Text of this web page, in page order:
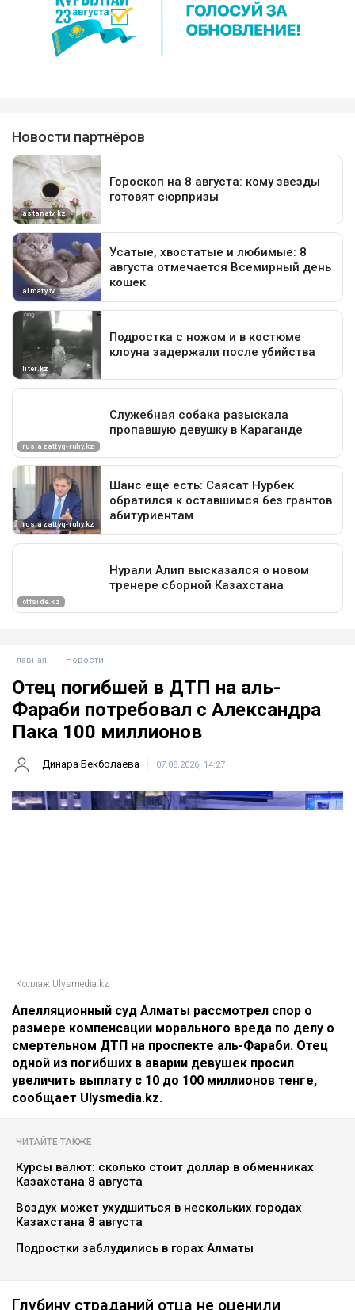
Главная Новости
Отец погибшей в ДТП на аль-
Фараби потребовал с Александра
Пака 100 миллионов
Динара Бекболаева 07.08.2026, 14:27
Коллаж Ulysmedia.kz
Апелляционный суд Алматы рассмотрел спор о
размере компенсации морального вреда по делу о
смертельном ДТП на проспекте аль-Фараби. Отец
одной из погибших в аварии девушек просил
увеличить выплату с 10 до 100 миллионов тенге,
сообщает Ulysmedia.kz.
ЧИТАЙТЕ ТАКЖЕ
Курсы валют: сколько стоит доллар в обменниках
Казахстана 8 августа
Воздух может ухудшиться в нескольких городах
Казахстана 8 августа
Подростки заблудились в горах Алматы
Глубину страданий отца не оценили